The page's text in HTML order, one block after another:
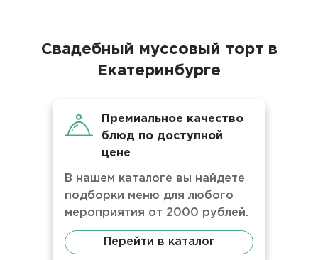
Свадебный муссовый торт в
Екатеринбурге
Премиальное качество
блюд по доступной
цене
В нашем каталоге вы найдете
подборки меню для любого
мероприятия от 2000 рублей.
Перейти в каталог